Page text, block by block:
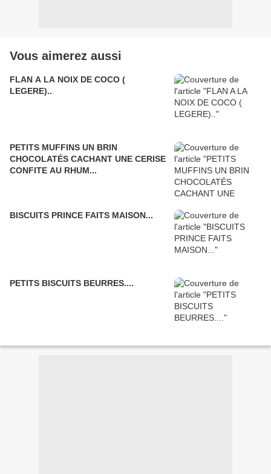
Vous aimerez aussi
FLAN A LA NOIX DE COCO (
LEGERE)..
PETITS MUFFINS UN BRIN
CHOCOLATÉS CACHANT UNE CERISE
CONFITE AU RHUM...
BISCUITS PRINCE FAITS MAISON...
PETITS BISCUITS BEURRES....